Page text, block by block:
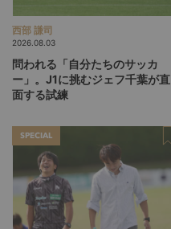
西部 謙司
2026.08.03
問われる「自分たちのサッカ
ー」。J1に挑むジェフ千葉が直
面する試練
SPECIAL